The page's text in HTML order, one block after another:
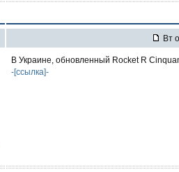
Вт
В Украине, обновленный Rocket R
-[ссылка]-